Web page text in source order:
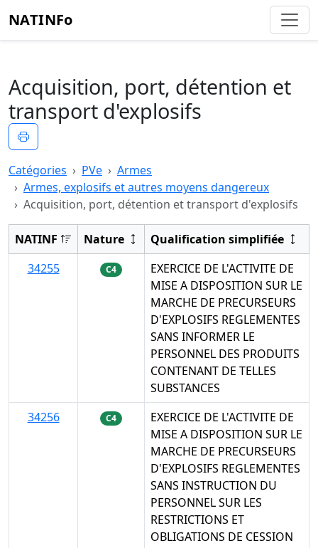
NATINFo
Acquisition, port, détention et
transport d'explosifs
Imprimer
Catégories
PVe
Armes
Armes, explosifs et autres moyens dangereux
Acquisition, port, détention et transport d'explosifs
NATINF Nature
Qualification simplifiée
34255
C4
EXERCICE DE L'ACTIVITE DE
MISE A DISPOSITION SUR LE
MARCHE DE PRECURSEURS
D'EXPLOSIFS REGLEMENTES
SANS INFORMER LE
PERSONNEL DES PRODUITS
CONTENANT DE TELLES
SUBSTANCES
34256
C4
EXERCICE DE L'ACTIVITE DE
MISE A DISPOSITION SUR LE
MARCHE DE PRECURSEURS
D'EXPLOSIFS REGLEMENTES
SANS INSTRUCTION DU
PERSONNEL SUR LES
RESTRICTIONS ET
OBLIGATIONS DE CESSION